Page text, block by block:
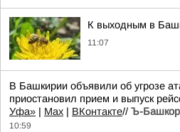
К выходным в
11:07
В Башкирии объявили об угрозе
приостановил прием и выпуск
Уфа» | Max | ВКонтакте// Ъ-
10:59